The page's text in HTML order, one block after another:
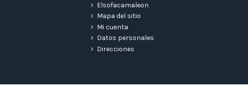
Elsofacamaleon
Mapa del sitio
Mi cuenta
Datos personales
Direcciones